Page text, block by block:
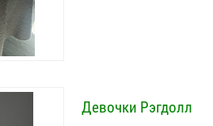
Девочки Рэгдолл